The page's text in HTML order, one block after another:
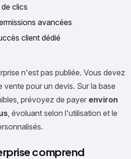
clics
avancées
client dédié
n'est pas publiée. Vous devez
vente pour un devis. Sur la base
prévoyez de payer environ
, évoluant selon l'utilisation et le
comprend